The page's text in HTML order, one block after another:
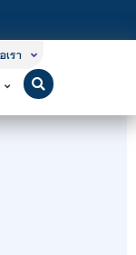
.) และ ระดับปริญญาตรี
เรา